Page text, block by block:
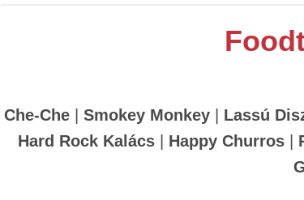
Che-Che| Smokey Monkey| Lassú
Hard Rock Kalács| Happy Churros|